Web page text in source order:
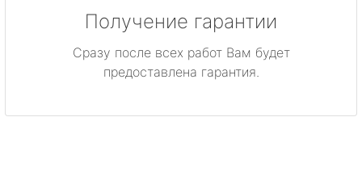
Получение гарантии
Сразу после всех работ Вам будет
предоставлена гарантия.